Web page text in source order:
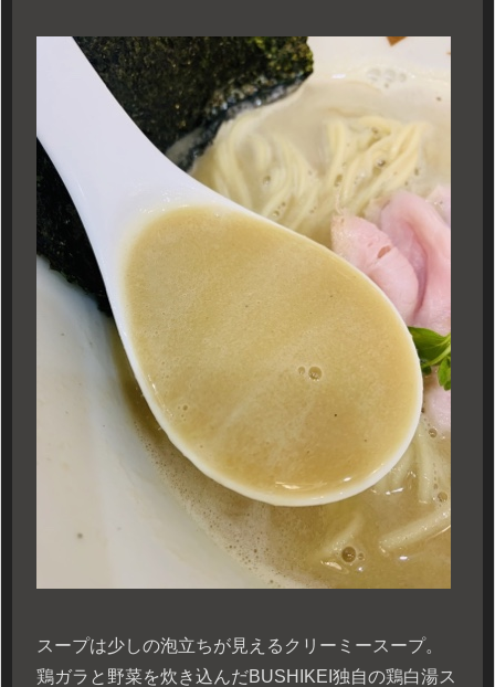
スープは少しの泡立ちが見えるクリーミースープ。
鶏ガラと野菜を炊き込んだBUSHIKEI独自の鶏白湯ス